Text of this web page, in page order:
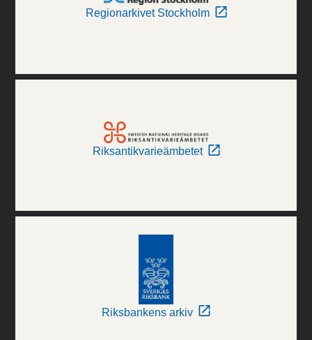
Regionarkivet Stockholm
Riksantikvarieämbetet
Riksbankens arkiv